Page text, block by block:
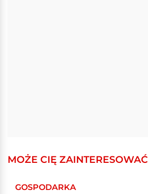
MOŻE CIĘ ZAINTERESOWAĆ
GOSPODARKA